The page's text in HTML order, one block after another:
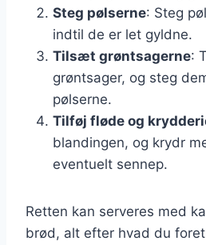
Steg pølserne: Steg
indtil de er let gyldne.
Tilsæt grøntsagerne:
grøntsager, og steg
pølserne.
Tilføj fløde og
blandingen, og krydr
eventuelt sennep.
Retten kan serveres med
brød, alt efter hvad du